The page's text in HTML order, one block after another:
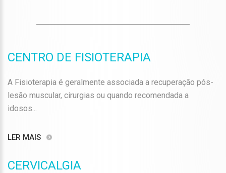
CENTRO DE FISIOTERAPIA
A Fisioterapia é geralmente associada a recuperação pós-
lesão muscular, cirurgias ou quando recomendada a
idosos...
LER MAIS
CERVICALGIA